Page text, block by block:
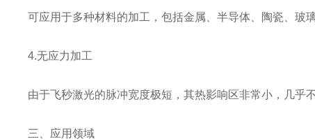
可应用于多种材料的加工，包括金属、半导体、陶瓷、玻
4.无应力加工
由于飞秒激光的脉冲宽度极短，其热影响区非常小，几乎
三、应用领域